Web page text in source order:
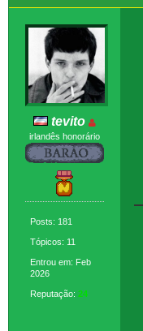
tevito
irlandês honorário
Posts: 181
Tópicos: 11
Entrou em: Feb
2026
Reputação: 24